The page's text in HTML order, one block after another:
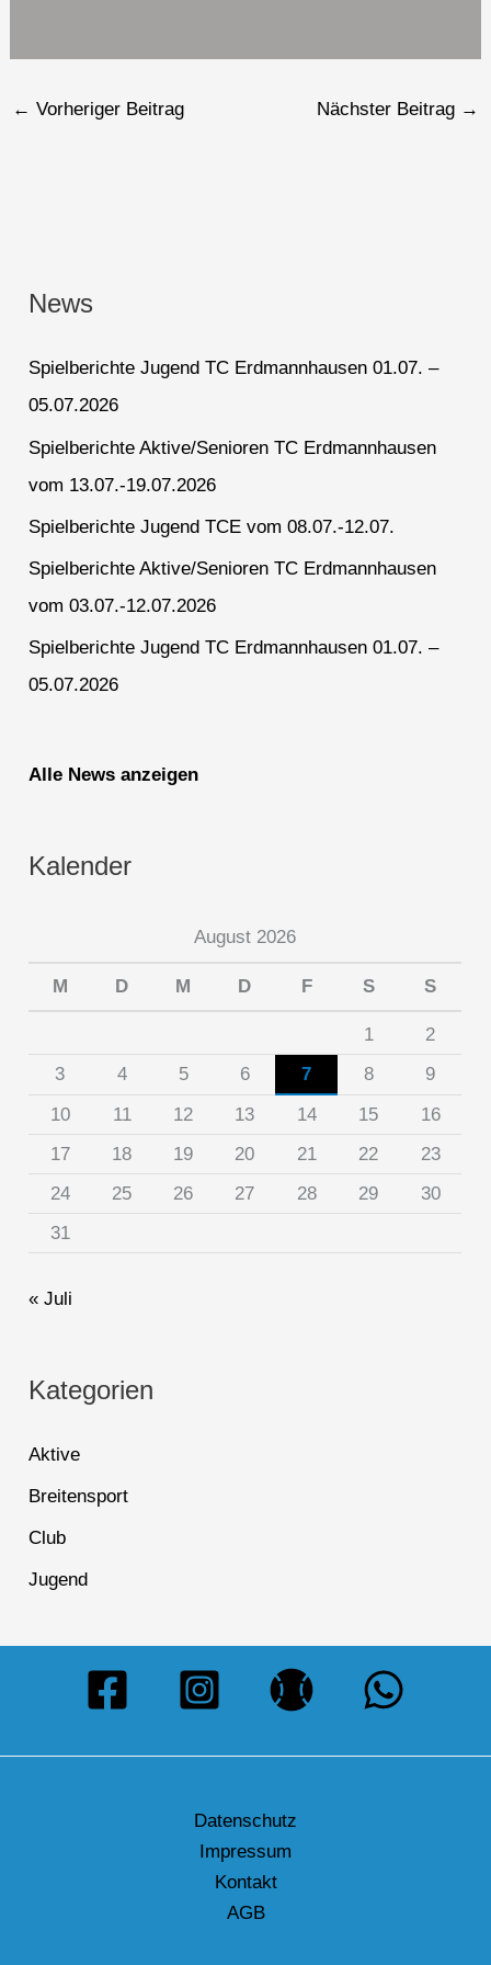
← Vorheriger Beitrag Nächster Beitrag →
News
Spielberichte Jugend TC Erdmannhausen 01.07. –
05.07.2026
Spielberichte Aktive/Senioren TC Erdmannhausen
vom 13.07.-19.07.2026
Spielberichte Jugend TCE vom 08.07.-12.07.
Spielberichte Aktive/Senioren TC Erdmannhausen
vom 03.07.-12.07.2026
Spielberichte Jugend TC Erdmannhausen 01.07. –
05.07.2026
Alle News anzeigen
Kalender
August 2026
M D M D F S S
1
2
3
4 5 6 7 8
9
10
11 12 13 14 15
16
17
18 19 20 21 22
23
24
25 26 27 28 29
30
31
« Juli
Kategorien
Aktive
Breitensport
Club
Jugend
Datenschutz
Impressum
Kontakt
AGB